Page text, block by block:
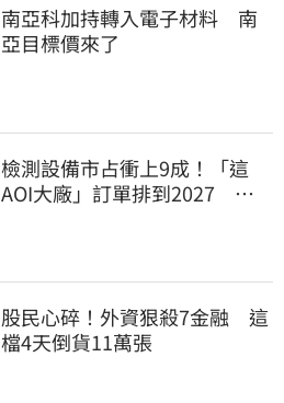
南亞科加持轉入電子材料 南
亞目標價來了
檢測設備市占衝上9成！「這
AOI大廠」訂單排到2027 目
股民心碎！外資狠殺7金融 這
檔4天倒貨11萬張